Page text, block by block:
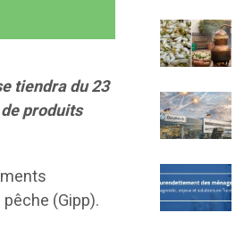
tiendra du 23
produits
(Gipp).